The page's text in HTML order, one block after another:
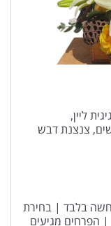
ליין,
צנצנת דבש
בלבד | בחירת
| הפרחים מגיעים